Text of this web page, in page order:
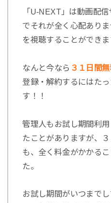
「U-NEXT」は動画配
でそれが全く心配あり
を視聴することができま
なんと今なら ３１日間
登録・解約するにはた
す！！
管理人もお試し期間利
たことがありますが、
も、全く料金がかかる
た。
お試し期間がいつまで